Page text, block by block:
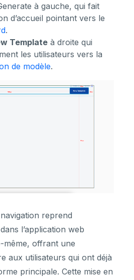
à gauche, qui fait
d’accueil pointant vers le
.
Template à droite qui
les utilisateurs vers la
de modèle.
reprend
l’application web
même, offrant une
aux utilisateurs qui ont déjà
principale. Cette mise en